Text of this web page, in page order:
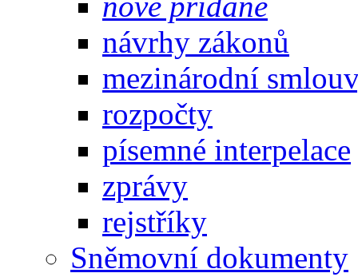
návrhy zákonů
mezinárodní
rozpočty
písemné interpelace
zprávy
rejstříky
Sněmovní dokumenty